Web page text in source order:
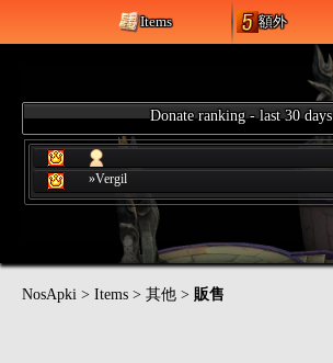
Items 額外
Donate ranking - last 30 days
»Vergil
NosApki > Items > 其他 > 販售